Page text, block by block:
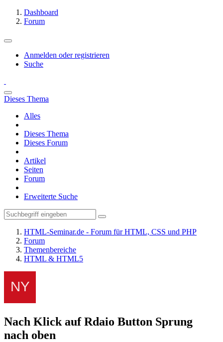
Dashboard
Forum
Anmelden oder registrieren
Suche
Dieses Thema
Alles
Dieses Thema
Dieses Forum
Artikel
Seiten
Forum
Erweiterte Suche
HTML-Seminar.de - Forum für HTML, CSS und PHP
Forum
Themenbereiche
HTML & HTML5
Nach Klick auf Rdaio Button Sprung
nach oben